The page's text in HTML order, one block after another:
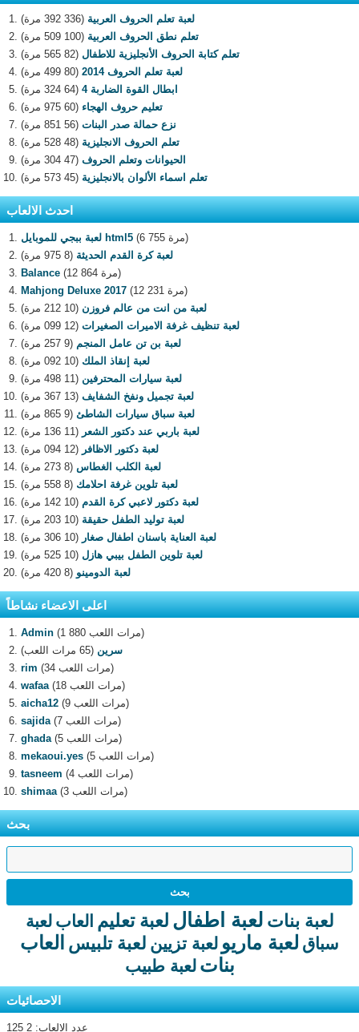
لعبة تعلم الحروف العربية (336 392 مرة)
تعلم نطق الحروف العربية (100 509 مرة)
تعلم كتابة الحروف الأنجليزية للاطفال (82 565 مرة)
لعبة تعلم الحروف 2014
(80 499 مرة)
ابطال القوة الضاربة 4
(64 324 مرة)
تعليم حروف الهجاء (60 975 مرة)
نزع حمالة صدر البنات (56 851 مرة)
تعلم الحروف الانجليزية (48 528 مرة)
الحيوانات وتعلم الحروف (47 304 مرة)
تعلم اسماء الألوان بالانجليزية (45 573 مرة)
احدث الالعاب
لعبة ببجي للموبايل html5
(6 755 مرة)
لعبة كرة القدم الحديثة (8 975 مرة)
Balance
(12 864 مرة)
Mahjong Deluxe 2017
(12 231 مرة)
لعبة من انت من عالم فروزن (10 212 مرة)
لعبة تنظيف غرفة الاميرات الصغيرات (12 099 مرة)
لعبة بن تن عامل المنجم (9 257 مرة)
لعبة إنقاذ الملك (10 092 مرة)
لعبة سيارات المحترفين (11 498 مرة)
لعبة تجميل ونفخ الشفايف (13 367 مرة)
لعبة سباق سيارات الشاطئ (9 865 مرة)
لعبة باربي عند دكتور الشعر (11 136 مرة)
لعبة دكتور الاظافر (12 094 مرة)
لعبة الكلب الغطاس (8 273 مرة)
لعبة تلوين غرفة احلامك (8 558 مرة)
لعبة دكتور لاعبي كرة القدم (10 142 مرة)
لعبة توليد الطفل حقيقة (10 203 مرة)
لعبة العناية باسنان اطفال صغار (10 306 مرة)
لعبة تلوين الطفل بيبي هازل (10 525 مرة)
لعبة الدومينو (8 420 مرة)
اعلى الاعضاء نشاطاً
Admin
(1 880 مرات اللعب)
سرين (65 مرات اللعب)
rim
(34 مرات اللعب)
wafaa
(18 مرات اللعب)
aicha12
(9 مرات اللعب)
sajida
(7 مرات اللعب)
ghada
(5 مرات اللعب)
mekaoui.yes
(5 مرات اللعب)
tasneem
(4 مرات اللعب)
shimaa
(3 مرات اللعب)
بحث
لعبة بنات لعبة اطفال لعبة تعليم العاب لعبة
سباق لعبة ماريو لعبة تزيين لعبة تلبيس العاب
بنات لعبة طبيب
الاحصائيات
عدد الالعاب: 2 125